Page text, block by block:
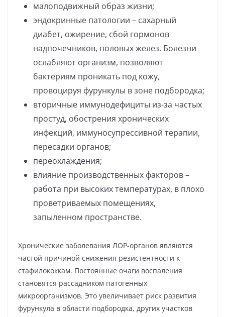
малоподвижный образ жизни;
эндокринные патологии – сахарный
диабет, ожирение, сбой гормонов
надпочечников, половых желез. Болезни
ослабляют организм, позволяют
бактериям проникать под кожу,
провоцируя фурункулы в зоне подбородка;
вторичные иммунодефициты из-за частых
простуд, обострения хронических
инфекций, иммуносупрессивной терапии,
пересадки органов;
переохлаждения;
влияние производственных факторов –
работа при высоких температурах, в плохо
проветриваемых помещениях,
запыленном пространстве.
Хронические заболевания ЛОР-органов являются
частой причиной снижения резистентности к
стафилококкам. Постоянные очаги воспаления
становятся рассадником патогенных
микроорганизмов. Это увеличивает риск развития
фурункула в области подбородка, других участков